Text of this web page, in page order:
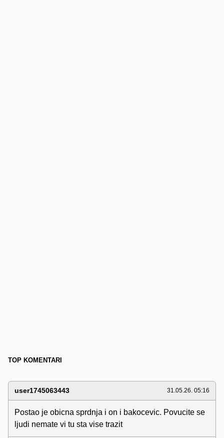
TOP KOMENTARI
user1745063443 31.05.26. 05:16
Postao je obicna sprdnja i on i bakocevic. Povucite se
ljudi nemate vi tu sta vise trazit